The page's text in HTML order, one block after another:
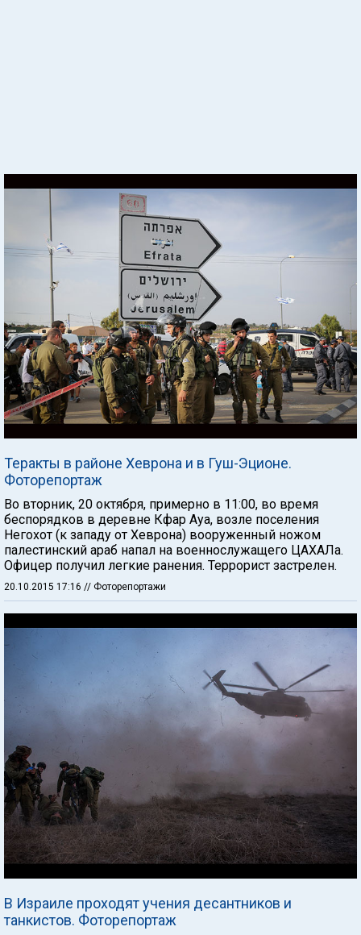
Теракты в районе Хеврона и в Гуш-Эционе.
Фоторепортаж
Во вторник, 20 октября, примерно в 11:00, во время
беспорядков в деревне Кфар Ауа, возле поселения
Негохот (к западу от Хеврона) вооруженный ножом
палестинский араб напал на военнослужащего ЦАХАЛа.
Офицер получил легкие ранения. Террорист застрелен.
20.10.2015 17:16 // Фоторепортажи
В Израиле проходят учения десантников и
танкистов. Фоторепортаж